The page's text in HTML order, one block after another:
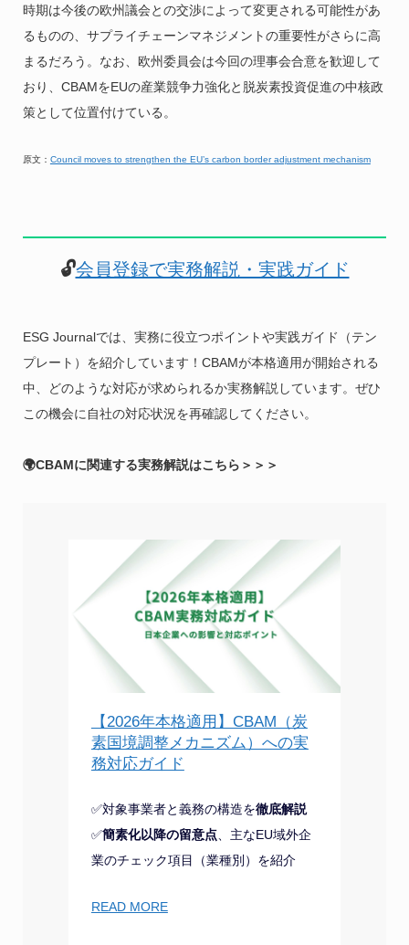
時期は今後の欧州議会との交渉によって変更される可能性があ
るものの、サプライチェーンマネジメントの重要性がさらに高
まるだろう。なお、欧州委員会は今回の理事会合意を歓迎して
おり、CBAMをEUの産業競争力強化と脱炭素投資促進の中核政
策として位置付けている。
原文： Council moves to strengthen the EU’s carbon border adjustment mechanism
🔓会員登録で実務解説・実践ガイド
ESG Journalでは、実務に役立つポイントや実践ガイド（テン
プレート）を紹介しています！CBAMが本格適用が開始される
中、どのような対応が求められるか実務解説しています。ぜひ
この機会に自社の対応状況を再確認してください。
🌍CBAMに関連する実務解説はこちら＞＞＞
【2026年本格適用】CBAM（炭
素国境調整メカニズム）への実
務対応ガイド
✅対象事業者と義務の構造を徹底解説
✅簡素化以降の留意点、主なEU域外企
業のチェック項目（業種別）を紹介
READ MORE